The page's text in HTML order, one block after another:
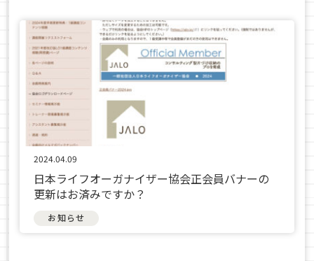
2024.04.09
日本ライフオーガナイザー協会正会員バナーの
更新はお済みですか？
お知らせ